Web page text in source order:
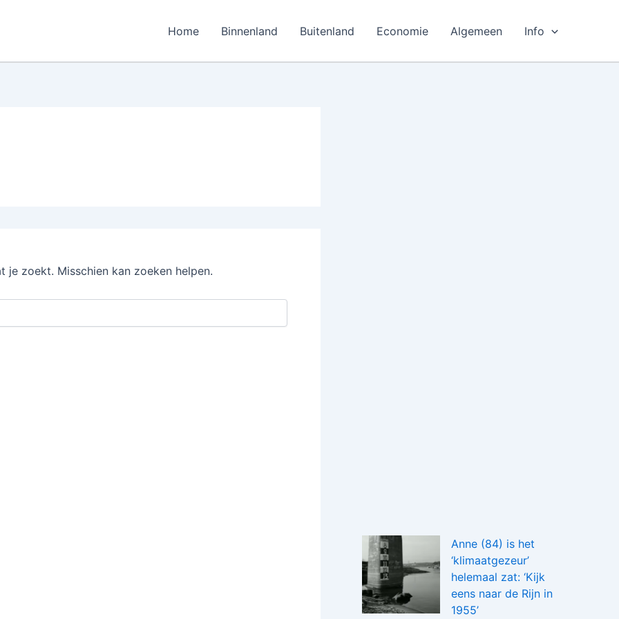
Home Binnenland Buitenland Economie Algemeen Info
zoekt. Misschien kan zoeken helpen.
Anne (84) is het
‘klimaatgezeur’
helemaal zat: ‘Kijk
eens naar de Rijn in
1955’